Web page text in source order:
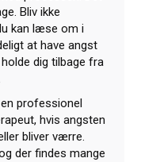
Bliv ikke
kan læse om i
at have angst
dig tilbage fra
professionel
hvis angsten
bliver værre.
der findes mange